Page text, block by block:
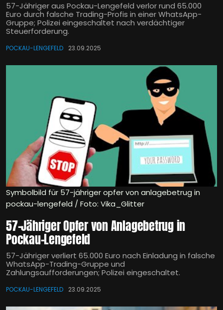
57-Jähriger aus Pockau-Lengefeld verlor rund 65.000
Euro durch falsche Trading-Profis in einer WhatsApp-
Gruppe; Polizei eingeschaltet nach verdächtiger
Steuerforderung.
POCKAU-LENGEFELD 23.09.2025
Symbolbild für 57-jähriger opfer von anlagebetrug in
pockau-lengefeld / Foto: Vika_Glitter
57-Jähriger Opfer von Anlagebetrug in
Pockau-Lengefeld
57-Jähriger verliert 65.000 Euro nach Einladung in falsche
WhatsApp-Trading-Gruppe und
Zahlungsaufforderungen; Polizei eingeschaltet.
POCKAU-LENGEFELD 23.09.2025